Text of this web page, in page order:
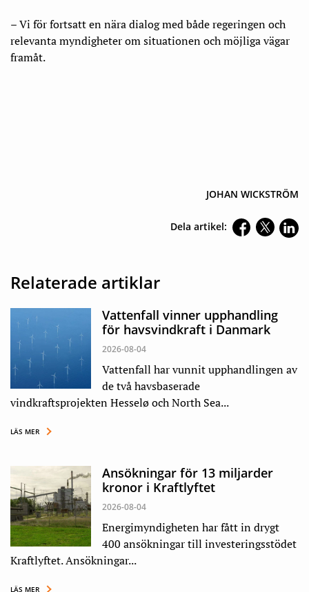
– Vi för fortsatt en nära dialog med både regeringen och
relevanta myndigheter om situationen och möjliga vägar
framåt.
JOHAN WICKSTRÖM
Dela artikel:
Relaterade artiklar
Vattenfall vinner upphandling
för havsvindkraft i Danmark
2026-08-04
Vattenfall har vunnit upphandlingen av
de två havsbaserade
vindkraftsprojekten Hesselø och North Sea...
LÄS MER
Ansökningar för 13 miljarder
kronor i Kraftlyftet
2026-08-04
Energimyndigheten har fått in drygt
400 ansökningar till investeringsstödet
Kraftlyftet. Ansökningar...
LÄS MER